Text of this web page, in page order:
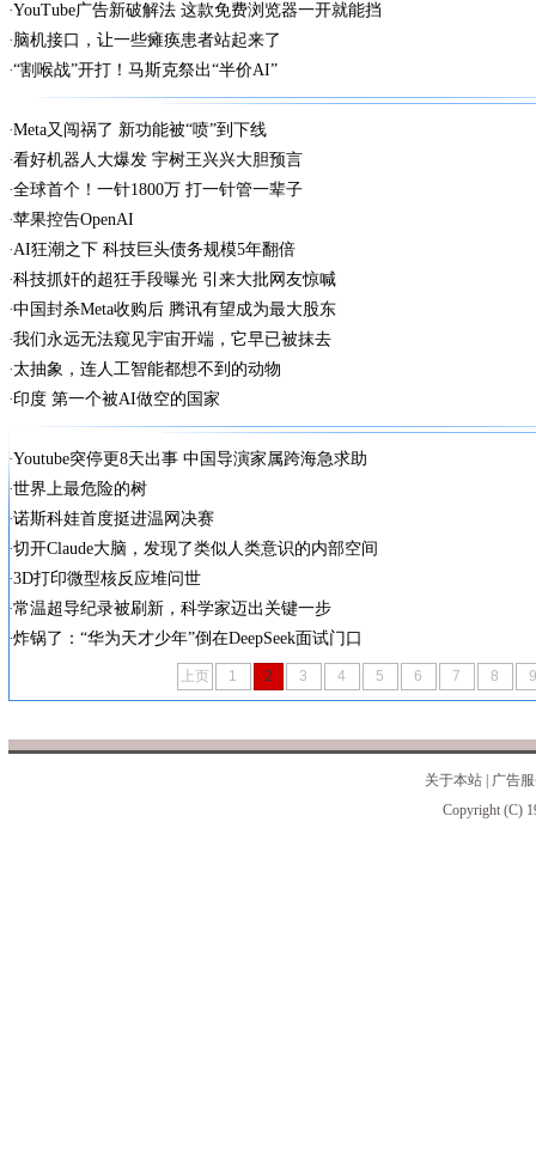
YouTube广告新破解法 这款免费浏览器一开就能挡
脑机接口，让一些瘫痪患者站起来了
“割喉战”开打！马斯克祭出“半价AI”
Meta又闯祸了 新功能被“喷”到下线
看好机器人大爆发 宇树王兴兴大胆预言
全球首个！一针1800万 打一针管一辈子
苹果控告OpenAI
AI狂潮之下 科技巨头债务规模5年翻倍
科技抓奸的超狂手段曝光 引来大批网友惊喊
中国封杀Meta收购后 腾讯有望成为最大股东
我们永远无法窥见宇宙开端，它早已被抹去
太抽象，连人工智能都想不到的动物
印度 第一个被AI做空的国家
Youtube突停更8天出事 中国导演家属跨海急求助
世界上最危险的树
诺斯科娃首度挺进温网决赛
切开Claude大脑，发现了类似人类意识的内部空间
3D打印微型核反应堆问世
常温超导纪录被刷新，科学家迈出关键一步
炸锅了：“华为天才少年”倒在DeepSeek面试门口
上页 1 2 3 4 5 6 7 8 9
关于本站
广告
Copyright (C)